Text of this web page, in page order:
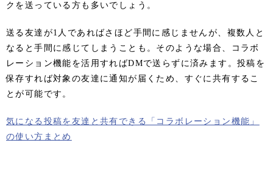
クを送っている方も多いでしょう。
送る友達が1人であればさほど手間に感じませんが、複数人と
なると手間に感じてしまうことも。そのような場合、コラボ
レーション機能を活用すればDMで送らずに済みます。投稿を
保存すれば対象の友達に通知が届くため、すぐに共有するこ
とが可能です。
気になる投稿を友達と共有できる「コラボレーション機能」
の使い方まとめ